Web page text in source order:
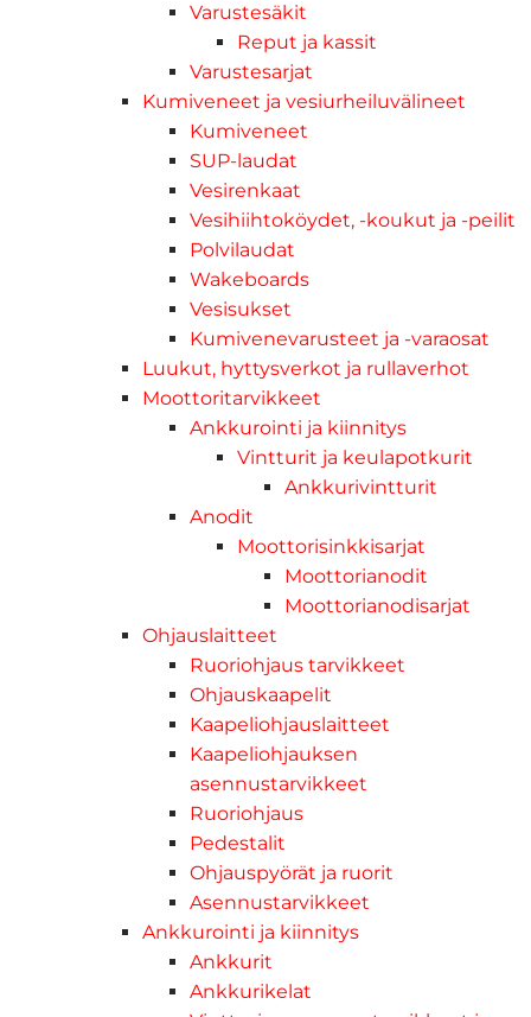
Varustesäkit
Reput ja kassit
Varustesarjat
Kumiveneet ja vesiurheiluvälineet
Kumiveneet
SUP-laudat
Vesirenkaat
Vesihiihtoköydet, -koukut ja -peilit
Polvilaudat
Wakeboards
Vesisukset
Kumivenevarusteet ja -varaosat
Luukut, hyttysverkot ja rullaverhot
Moottoritarvikkeet
Ankkurointi ja kiinnitys
Vintturit ja keulapotkurit
Ankkurivintturit
Anodit
Moottorisinkkisarjat
Moottorianodit
Moottorianodisarjat
Ohjauslaitteet
Ruoriohjaus tarvikkeet
Ohjauskaapelit
Kaapeliohjauslaitteet
Kaapeliohjauksen
asennustarvikkeet
Ruoriohjaus
Pedestalit
Ohjauspyörät ja ruorit
Asennustarvikkeet
Ankkurointi ja kiinnitys
Ankkurit
Ankkurikelat